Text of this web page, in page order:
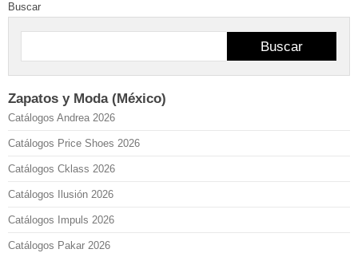
Buscar
Buscar
Zapatos y Moda (México)
Catálogos Andrea 2026
Catálogos Price Shoes 2026
Catálogos Cklass 2026
Catálogos Ilusión 2026
Catálogos Impuls 2026
Catálogos Pakar 2026